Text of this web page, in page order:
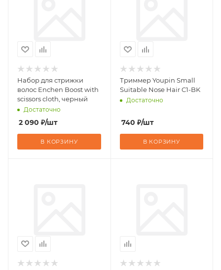
Набор для стрижки
волос Enchen Boost with
scissors cloth, черный
Достаточно
2 090 ₽/шт
В КОРЗИНУ
Триммер Youpin Small
Suitable Nose Hair C1-BK
Достаточно
740 ₽/шт
В КОРЗИНУ